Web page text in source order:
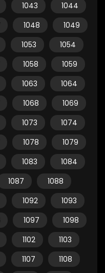
1043
1044
1048
1049
1053
1054
1058
1059
1063
1064
1068
1069
1073
1074
1078
1079
1083
1084
1087
1088
1092
1093
1097
1098
1102
1103
1107
1108